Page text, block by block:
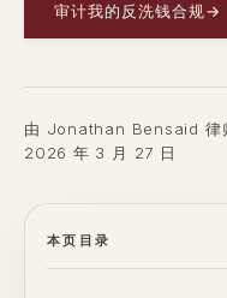
审计我的反洗钱合规→
由 Jonathan Bensaid 律
2026 年 3 月 27 日
本页目录